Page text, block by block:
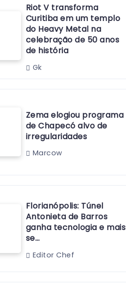
Riot V transforma
Curitiba em um templo
do Heavy Metal na
celebração de 50 anos
de história
Gk
Zema elogiou programa
de Chapecó alvo de
irregularidades
Marcow
Florianópolis: Túnel
Antonieta de Barros
ganha tecnologia e mais
se…
Editor Chef